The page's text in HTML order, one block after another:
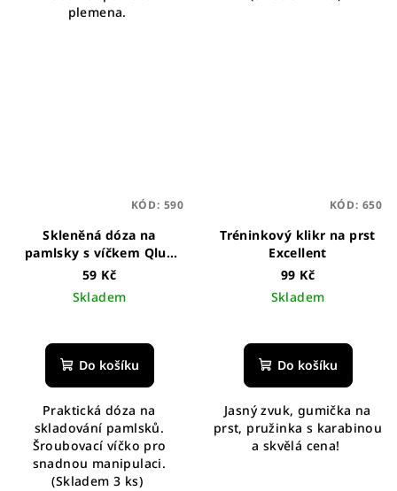
plemena.
Skleněná dóza na
pamlsky s víčkem Qlux
750 ml
59 Kč
Skladem
Do košíku
Praktická dóza na
skladování pamlsků.
Šroubovací víčko pro
snadnou manipulaci.
(Skladem 3 ks)
KÓD: 590
Tréninkový klikr na prst
Excellent
99 Kč
Skladem
Do košíku
Jasný zvuk, gumička na
prst, pružinka s karabinou
a skvělá cena!
KÓD: 650